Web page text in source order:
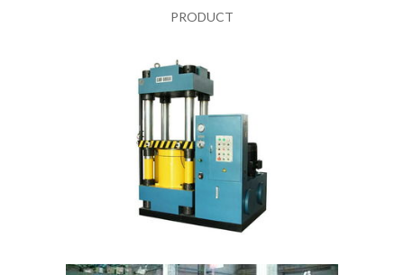
PRODUCT